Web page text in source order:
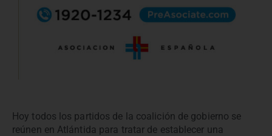
Hoy todos los partidos de la coalición de gobierno se
reúnen en Atlántida para tratar de establecer una